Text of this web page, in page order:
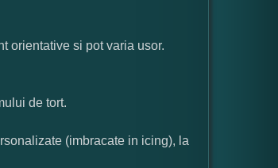
orientative si pot varia usor.
de tort.
(imbracate in icing), la